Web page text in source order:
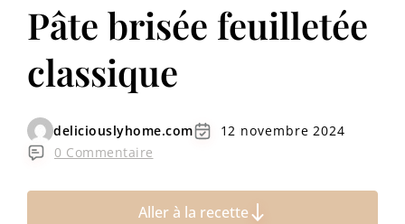
Pâte brisée feuilletée
classique
deliciouslyhome.com
12 novembre 2024
0 Commentaire
Aller à la recette